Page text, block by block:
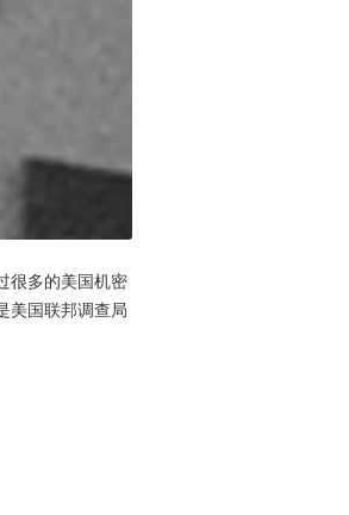
很多的美国机密
美国联邦调查局